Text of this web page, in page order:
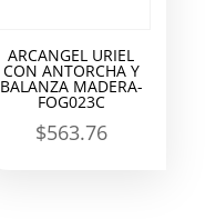
ARCANGEL URIEL
CON ANTORCHA Y
BALANZA MADERA-
FOG023C
$563.76